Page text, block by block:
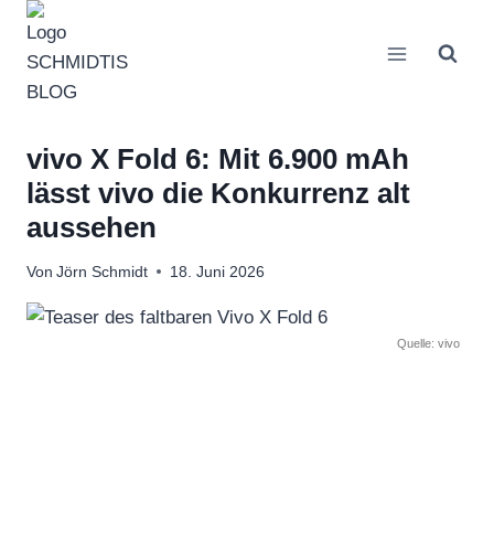
Zum
Inhalt
springen
vivo X Fold 6: Mit 6.900 mAh
lässt vivo die Konkurrenz alt
aussehen
Von Jörn Schmidt 18. Juni 2026
Quelle: vivo